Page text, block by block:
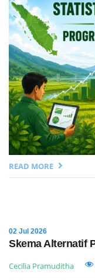
READ MORE
02 Jul 2026
Skema Alternatif
Cecilia Pramuditha